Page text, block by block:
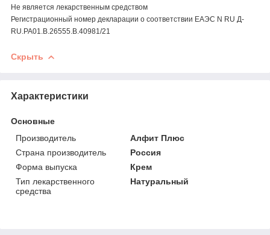
Не является лекарственным средством
Регистрационный номер декларации о соответствии ЕАЭС N RU Д-
RU.PA01.B.26555.B.40981/21
Скрыть
Характеристики
Основные
Производитель
Алфит Плюс
Страна производитель
Россия
Форма выпуска
Крем
Тип лекарственного
средства
Натуральный